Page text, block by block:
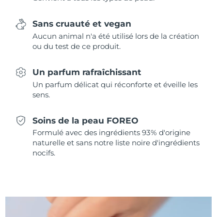
Sans cruauté et vegan
Aucun animal n'a été utilisé lors de la création
ou du test de ce produit.
Un parfum rafraîchissant
Un parfum délicat qui réconforte et éveille les
sens.
Soins de la peau FOREO
Formulé avec des ingrédients 93% d'origine
naturelle et sans notre liste noire d'ingrédients
nocifs.
Slovaquie
Afrique du Sud Livraison estimée
Corée du Sud
Espagne Livraison estimée
Suède Livraison estimée8/8/26
Thaïlande Livraison estimée